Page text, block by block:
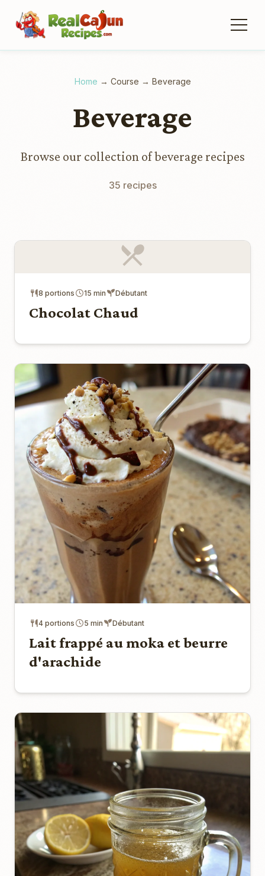
Home → Course → Beverage
Beverage
Browse our collection of beverage recipes
35 recipes
8 portions 15 min Débutant
Chocolat Chaud
4 portions 5 min Débutant
Lait frappé au moka et beurre
d'arachide